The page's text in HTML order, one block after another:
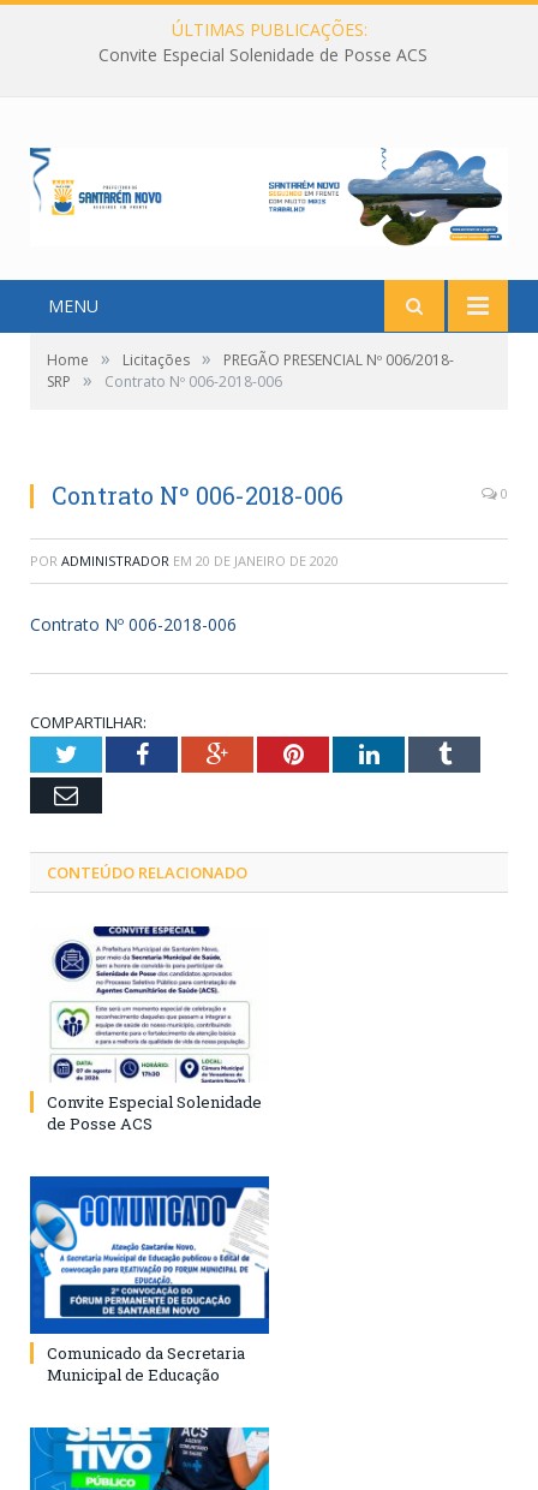
ÚLTIMAS PUBLICAÇÕES:
Convite Especial Solenidade de Posse ACS
MENU
Home » Licitações »
PREGÃO PRESENCIAL Nº 006/2018-
SRP
» Contrato Nº 006-2018-006
Contrato Nº 006-2018-006 0
POR ADMINISTRADOR EM 20 DE JANEIRO DE 2020
Contrato Nº 006-2018-006
COMPARTILHAR:
TwitterFacebookGoogle+PinterestLinkedInTumblr
Email
CONTEÚDO RELACIONADO
Convite Especial Solenidade
de Posse ACS
Comunicado da Secretaria
Municipal de Educação